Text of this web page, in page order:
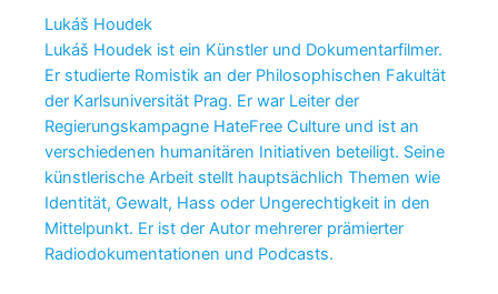
Lukáš Houdek
Lukáš Houdek ist ein Künstler und Dokumentarfilmer.
Er studierte Romistik an der Philosophischen Fakultät
der Karlsuniversität Prag. Er war Leiter der
Regierungskampagne HateFree Culture und ist an
verschiedenen humanitären Initiativen beteiligt. Seine
künstlerische Arbeit stellt hauptsächlich Themen wie
Identität, Gewalt, Hass oder Ungerechtigkeit in den
Mittelpunkt. Er ist der Autor mehrerer prämierter
Radiodokumentationen und Podcasts.